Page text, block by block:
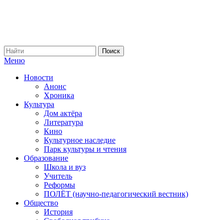
Меню
Новости
Анонс
Хроника
Культура
Дом актёра
Литература
Кино
Культурное наследие
Парк культуры и чтения
Образование
Школа и вуз
Учитель
Реформы
ПОЛЁТ (научно-педагогический вестник)
Общество
История